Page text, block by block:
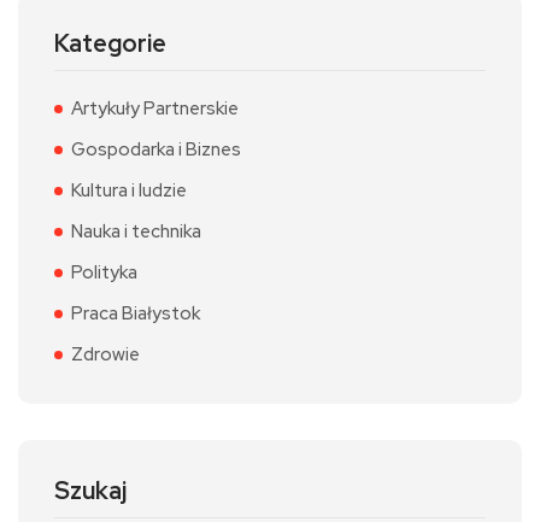
Kategorie
Artykuły Partnerskie
Gospodarka i Biznes
Kultura i ludzie
Nauka i technika
Polityka
Praca Białystok
Zdrowie
Szukaj